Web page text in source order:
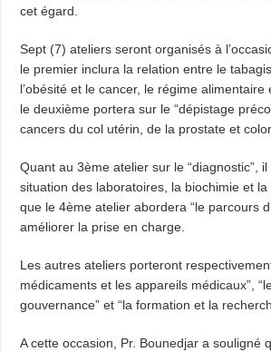
cet égard.
Sept (7) ateliers seront organisés à
le premier inclura la relation entre le
l’obésité et le cancer, le régime
le deuxième portera sur le “dépistage
cancers du col utérin, de la prostate et
Quant au 3ème atelier sur le “diagnostic”,
situation des laboratoires, la biochimie et
que le 4ème atelier abordera “le parcours
améliorer la prise en charge.
Les autres ateliers porteront
médicaments et les appareils médicaux”,
gouvernance” et “la formation et la
A cette occasion, Pr. Bounedjar a souligné